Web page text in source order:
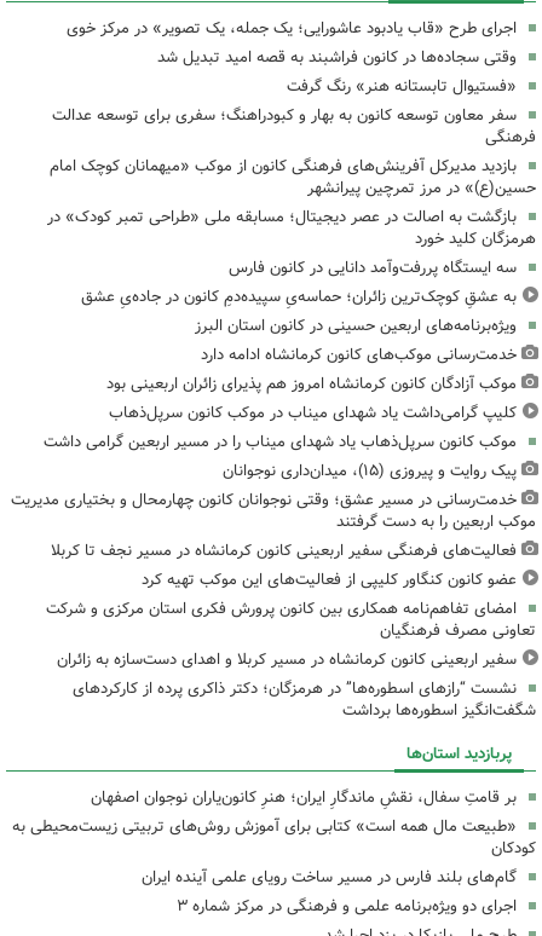
اجرای طرح «قاب یادبود عاشورایی؛ یک جمله، یک تصویر» در مرکز خوی
وقتی سجاده‌ها در کانون فراشبند به قصه امید تبدیل شد
«فستیوال تابستانه هنر» رنگ گرفت
سفر معاون توسعه کانون به بهار و کبودراهنگ؛ سفری برای توسعه عدالت
فرهنگی
بازدید مدیرکل آفرینش‌های فرهنگی کانون از موکب «میهمانان کوچک امام
حسین(ع)» در مرز تمرچین پیرانشهر
بازگشت به اصالت در عصر دیجیتال؛ مسابقه ملی «طراحی تمبر کودک» در
هرمزگان کلید خورد
سه ایستگاه پررفت‌وآمد دانایی در کانون فارس
به عشقِ کوچک‌ترین زائران؛ حماسه‌یِ سپیده‌دمِ کانون در جاده‌یِ عشق
ویژه‌برنامه‌های اربعین حسینی در کانون استان البرز
خدمت‌رسانی موکب‌های کانون کرمانشاه ادامه دارد
موکب آزادگان کانون کرمانشاه امروز هم پذیرای زائران اربعینی بود
کلیپ گرامی‌داشت یاد شهدای میناب در موکب کانون سرپل‌ذهاب
موکب کانون سرپل‌ذهاب یاد شهدای میناب را در مسیر اربعین گرامی داشت
پیک روایت و پیروزی (۱۵)، میدان‌داری نوجوانان
خدمت‌رسانی در مسیر عشق؛ وقتی نوجوانان کانون چهارمحال و بختیاری مدیریت
موکب اربعین را به دست گرفتند
فعالیت‌های فرهنگی سفیر اربعینی کانون کرمانشاه در مسیر نجف تا کربلا
عضو کانون کنگاور کلیپی از فعالیت‌های این موکب تهیه کرد
امضای تفاهم‌نامه همکاری بین کانون پرورش فکری استان مرکزی و شرکت
تعاونی مصرف فرهنگیان
سفیر اربعینی کانون کرمانشاه در مسیر کربلا و اهدای دست‌سازه به زائران
نشست “رازهای اسطوره‌ها” در هرمزگان؛ دکتر ذاکری پرده از کارکردهای
شگفت‌انگیز اسطوره‌ها برداشت
پربازدید استان‌ها
بر قامتِ سفال، نقشِ ماندگارِ ایران؛ هنرِ کانون‌یاران نوجوان اصفهان
«طبیعت مال همه است» کتابی برای آموزش روش‌های تربیتی زیست‌محیطی به
کودکان
گام‌های بلند فارس در مسیر ساخت رویای علمی آینده ایران
اجرای دو ویژه‌برنامه علمی و فرهنگی در مرکز شماره ۳